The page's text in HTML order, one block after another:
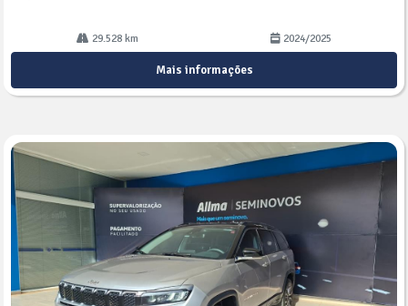
29.528 km 2024/2025
Mais informações